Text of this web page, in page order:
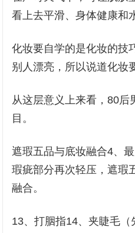
看上去平滑、身体健康和
化妆要自学的是化妆的技
别人漂亮，所以说道化妆
从这层意义上来看，80后
目。
遮瑕五品与底妆融合4、
瑕疵部分再次轻压，遮瑕
融合。
13、打胭指14、夹睫毛